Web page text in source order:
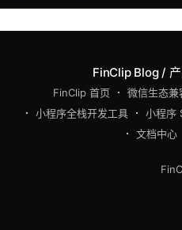
看起来是在维护四个客户端
部分是在重复同一项业务改动。 小程序多端框架解决
这类重复建设。页面、路由
保留在一套小程序工程中，
设备能力仍由各端处理，上
FinClip Blog /
FinClip 首页 微信生态兼
小程序全栈开发工具
小程序
文档中心